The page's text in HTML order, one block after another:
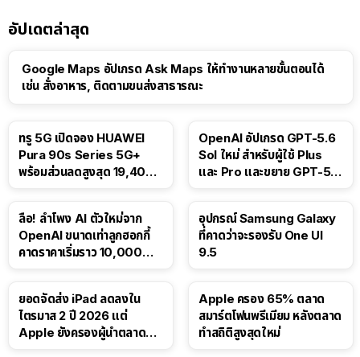
อัปเดตล่าสุด
Google Maps อัปเกรด Ask Maps ให้ทำงานหลายขั้นตอนได้
เช่น สั่งอาหาร, ติดตามขนส่งสาธารณะ
ทรู 5G เปิดจอง HUAWEI
Pura 90s Series 5G+
พร้อมส่วนลดสูงสุด 19,400
OpenAI อัปเกรด GPT-5.6
Sol ใหม่ สำหรับผู้ใช้ Plus
และ Pro และขยาย GPT-5.6
ลือ! ลำโพง AI ตัวใหม่จาก
OpenAI ขนาดเท่าลูกฮอกกี้
คาดราคาเริ่มราว 10,000
อุปกรณ์ Samsung Galaxy
ที่คาดว่าจะรองรับ One UI
9.5
ยอดจัดส่ง iPad ลดลงใน
ไตรมาส 2 ปี 2026 แต่
Apple ยังครองผู้นำตลาด
Apple ครอง 65% ตลาด
สมาร์ตโฟนพรีเมียม หลังตลาด
ทำสถิติสูงสุดใหม่